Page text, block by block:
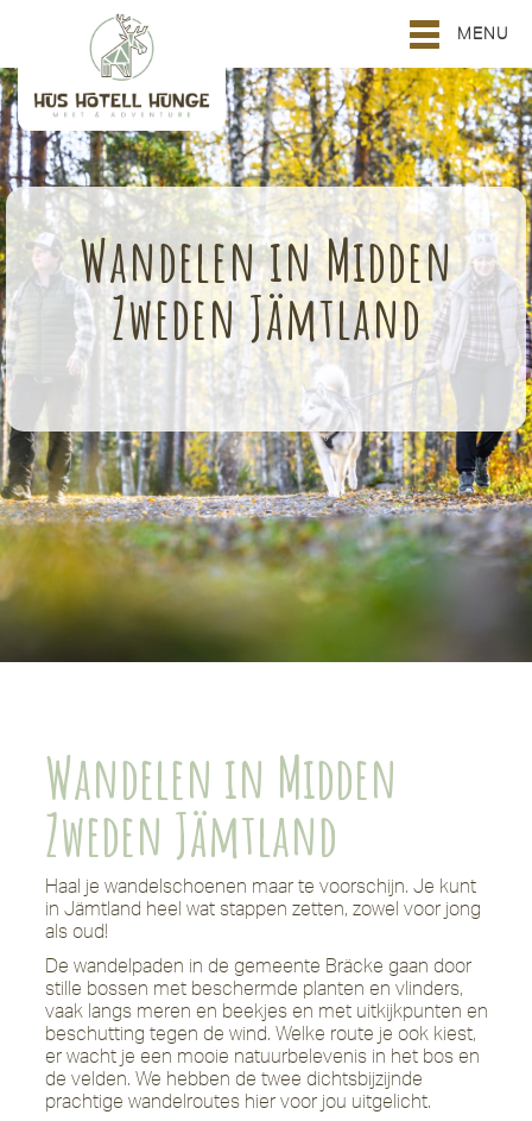
MENU
Wandelen in Midden
Zweden Jämtland
Wandelen in Midden
Zweden Jämtland
Haal je wandelschoenen maar te voorschijn. Je kunt
in Jämtland heel wat stappen zetten, zowel voor jong
als oud!
De wandelpaden in de gemeente Bräcke gaan door
stille bossen met beschermde planten en vlinders,
vaak langs meren en beekjes en met uitkijkpunten en
beschutting tegen de wind. Welke route je ook kiest,
er wacht je een mooie natuurbelevenis in het bos en
de velden. We hebben de twee dichtsbijzijnde
prachtige wandelroutes hier voor jou uitgelicht.